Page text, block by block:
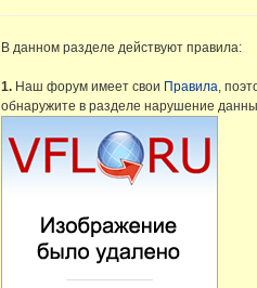
В данном разделе действуют правила:
1. Наш форум имеет свои Правила,
обнаружите в разделе нарушение